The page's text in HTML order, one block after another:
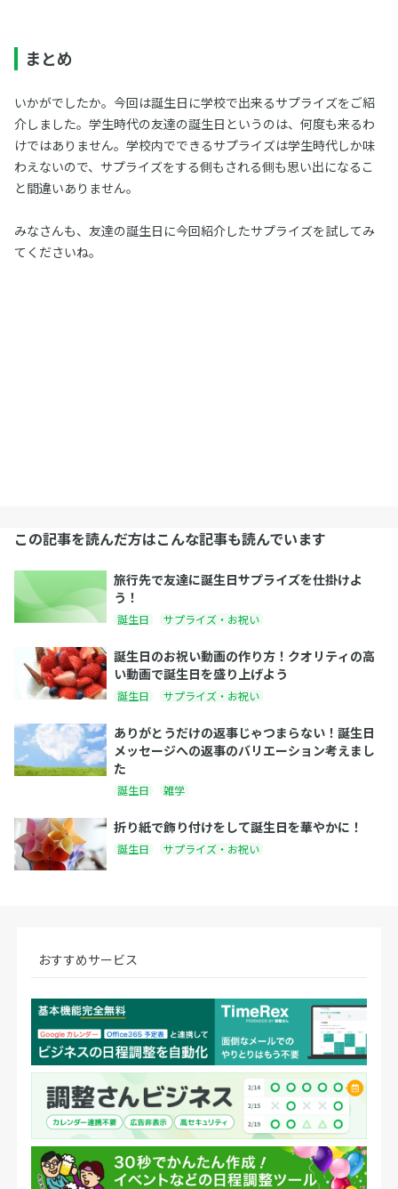
まとめ
いかがでしたか。今回は誕生日に学校で出来るサプライズをご紹
介しました。学生時代の友達の誕生日というのは、何度も来るわ
けではありません。学校内でできるサプライズは学生時代しか味
わえないので、サプライズをする側もされる側も思い出になるこ
と間違いありません。
みなさんも、友達の誕生日に今回紹介したサプライズを試してみ
てくださいね。
この記事を読んだ方はこんな記事も読んでいます
旅行先で友達に誕生日サプライズを仕掛けよ
う！
誕生日 サプライズ・お祝い
誕生日のお祝い動画の作り方！クオリティの高
い動画で誕生日を盛り上げよう
誕生日 サプライズ・お祝い
ありがとうだけの返事じゃつまらない！誕生日
メッセージへの返事のバリエーション考えまし
た
誕生日 雑学
折り紙で飾り付けをして誕生日を華やかに！
誕生日 サプライズ・お祝い
おすすめサービス